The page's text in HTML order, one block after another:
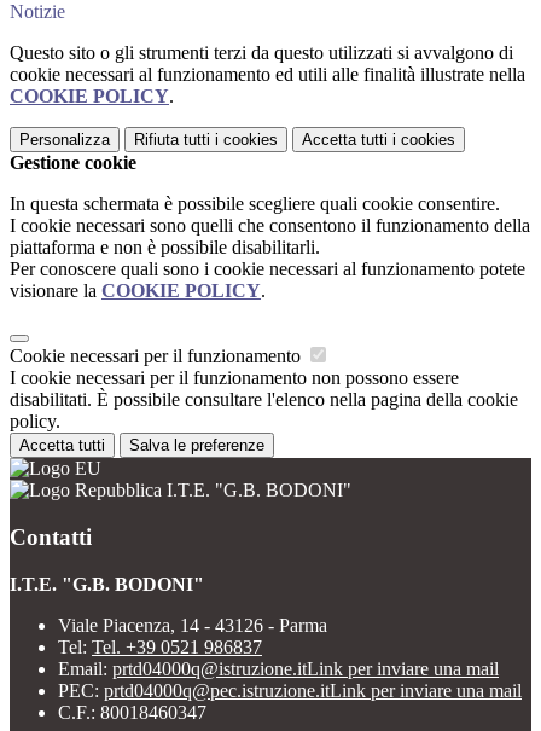
Notizie
Questo sito o gli strumenti terzi da questo utilizzati si avvalgono di
cookie necessari al funzionamento ed utili alle finalità illustrate nella
COOKIE POLICY.
Personalizza Rifiuta tutti i cookies Accetta tutti i cookies
Gestione cookie
In questa schermata è possibile scegliere quali cookie consentire.
I cookie necessari sono quelli che consentono il funzionamento della
piattaforma e non è possibile disabilitarli.
Per conoscere quali sono i cookie necessari al funzionamento potete
visionare la COOKIE POLICY.
Cookie necessari per il funzionamento
I cookie necessari per il funzionamento non possono essere
disabilitati. È possibile consultare l'elenco nella pagina della cookie
policy.
Accetta tutti Salva le preferenze
I.T.E. "G.B. BODONI"
Contatti
I.T.E. "G.B. BODONI"
Viale Piacenza, 14 - 43126 - Parma
Tel: Tel. +39 0521 986837
Email: prtd04000q@istruzione.itLink per inviare una mail
PEC: prtd04000q@pec.istruzione.itLink per inviare una mail
C.F.: 80018460347